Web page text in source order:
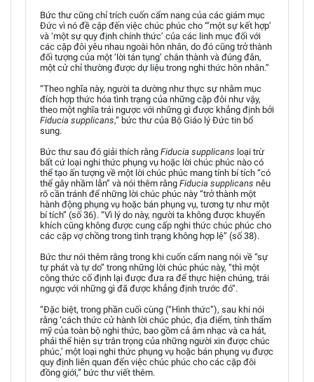
Bức thư cũng chỉ trích cuốn cẩm nang của các giám mục
Đức vì nó đề cập đến việc chúc phúc cho “‘một sự kết hợp’
và ‘một sự quy định chính thức’ của các linh mục đối với
các cặp đôi yêu nhau ngoài hôn nhân, do đó cũng trở thành
đối tượng của một ‘lời tán tụng’ chân thành và đúng đắn,
một cử chỉ thường được dự liệu trong nghi thức hôn nhân.”
“Theo nghĩa này, người ta dường như thực sự nhằm mục
đích hợp thức hóa tình trạng của những cặp đôi như vậy,
theo một nghĩa trái ngược với những gì được khẳng định bởi
Fiducia supplicans,” bức thư của Bộ Giáo lý Đức tin bổ
sung.
Bức thư sau đó giải thích rằng Fiducia supplicans loại trừ
bất cứ loại nghi thức phụng vụ hoặc lời chúc phúc nào có
thể tạo ấn tượng về một lời chúc phúc mang tính bí tích “có
thể gây nhầm lẫn” và nói thêm rằng Fiducia supplicans nêu
rõ cần tránh để những lời chúc phúc này “trở thành một
hành động phụng vụ hoặc bán phụng vụ, tương tự như một
bí tích” (số 36). “Vì lý do này, người ta không được khuyến
khích cũng không được cung cấp nghi thức chúc phúc cho
các cặp vợ chồng trong tình trạng không hợp lệ” (số 38).
Bức thư nói thêm rằng trong khi cuốn cẩm nang nói về “sự
tự phát và tự do” trong những lời chúc phúc này, “thì một
công thức cố định lại được đưa ra để thực hiện chúng, trái
ngược với những gì đã được khẳng định trước đó”.
“Đặc biệt, trong phần cuối cùng (“Hình thức”), sau khi nói
rằng ‘cách thức cử hành lời chúc phúc, địa điểm, tính thẩm
mỹ của toàn bộ nghi thức, bao gồm cả âm nhạc và ca hát,
phải thể hiện sự trân trọng của những người xin được chúc
phúc,’ một loại nghi thức phụng vụ hoặc bán phụng vụ được
quy định liên quan đến việc chúc phúc cho các cặp đôi
đồng giới,” bức thư viết thêm.